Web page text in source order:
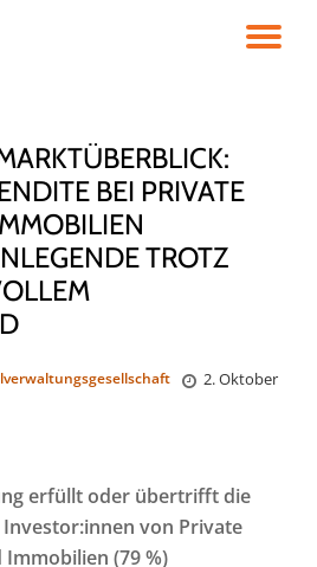
BEI PRIVATE
TROTZ
2. Oktober
erfüllt oder übertrifft die
von Private
Immobilien (79 %)